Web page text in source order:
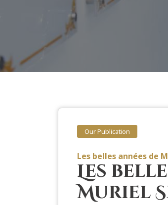
Our Publication
Les belles années de
Les
Muriel